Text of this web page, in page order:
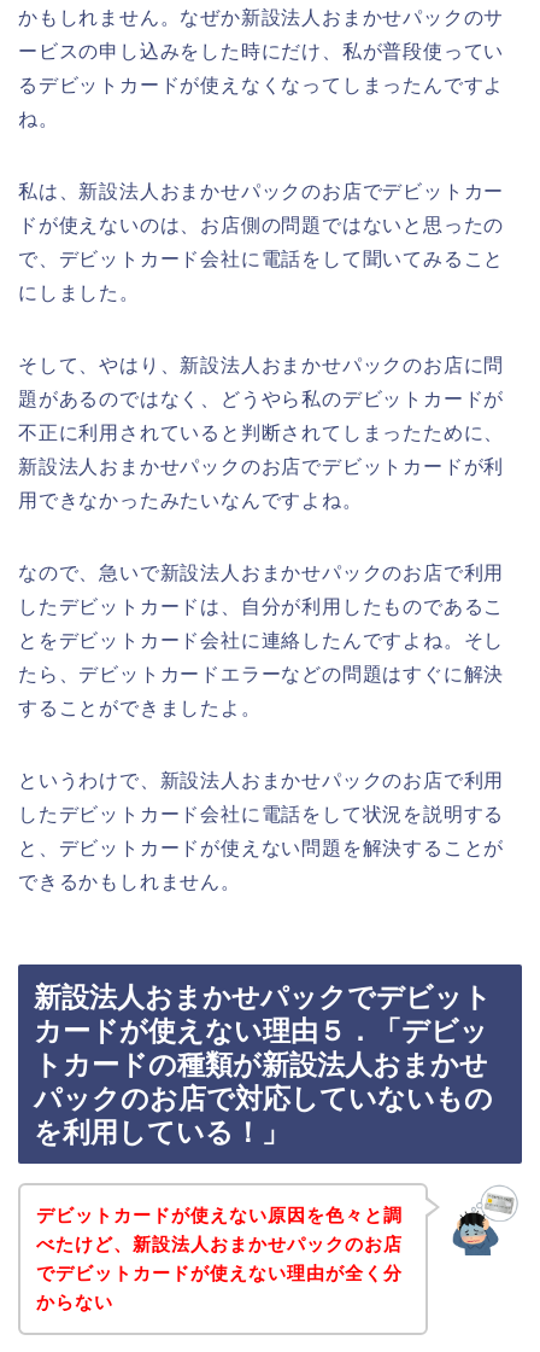
かもしれません。なぜか新設法人おまかせパックのサ
ービスの申し込みをした時にだけ、私が普段使ってい
るデビットカードが使えなくなってしまったんですよ
ね。
私は、新設法人おまかせパックのお店でデビットカー
ドが使えないのは、お店側の問題ではないと思ったの
で、デビットカード会社に電話をして聞いてみること
にしました。
そして、やはり、新設法人おまかせパックのお店に問
題があるのではなく、どうやら私のデビットカードが
不正に利用されていると判断されてしまったために、
新設法人おまかせパックのお店でデビットカードが利
用できなかったみたいなんですよね。
なので、急いで新設法人おまかせパックのお店で利用
したデビットカードは、自分が利用したものであるこ
とをデビットカード会社に連絡したんですよね。そし
たら、デビットカードエラーなどの問題はすぐに解決
することができましたよ。
というわけで、新設法人おまかせパックのお店で利用
したデビットカード会社に電話をして状況を説明する
と、デビットカードが使えない問題を解決することが
できるかもしれません。
新設法人おまかせパックでデビット
カードが使えない理由５．「デビッ
トカードの種類が新設法人おまかせ
パックのお店で対応していないもの
を利用している！」
デビットカードが使えない原因を色々と調
べたけど、新設法人おまかせパックのお店
でデビットカードが使えない理由が全く分
からない